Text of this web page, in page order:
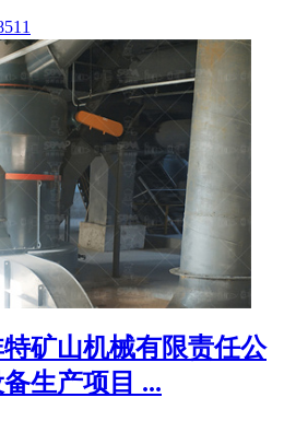
矿山机械有限责任公
生产项目 ...